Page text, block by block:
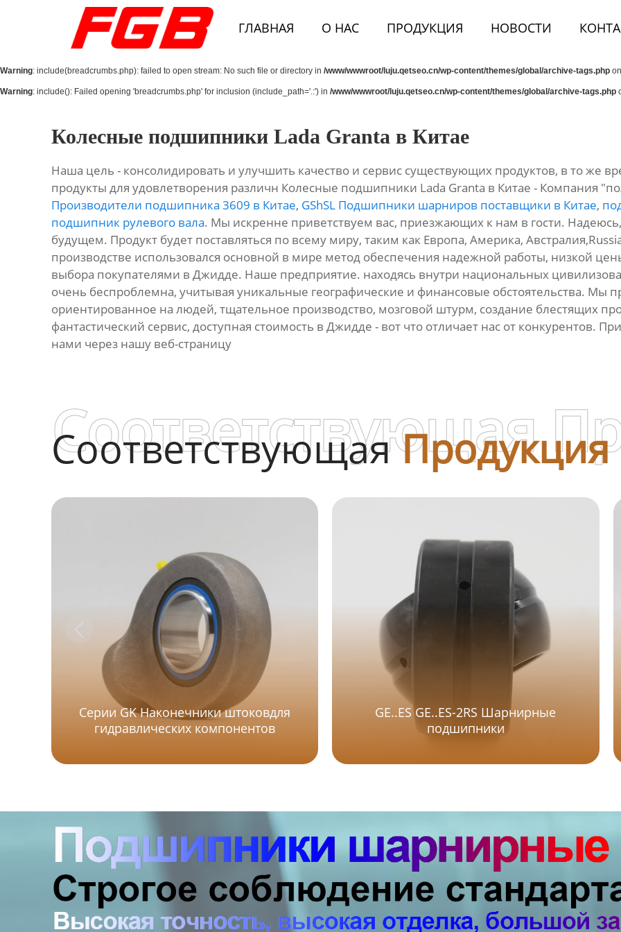
ГЛАВНАЯ О НАС ПРОДУКЦИЯ НОВОСТИ
Продукция
Warning: include(breadcrumbs.php): failed to open stream: No such file or directory in /www/wwwroot/luju.qetseo.cn/wp-content/themes/global/archive-tags.php
Warning: include(): Failed opening 'breadcrumbs.php' for inclusion (include_path='.:') in /www/wwwroot/luju.qetseo.cn/wp-content/themes/global/archive-tags.php
Колесные подшипники Lada Granta в Китае
Наша цель - консолидировать и улучшить качество и сервис существующих продуктов, в то же
продукты для удовлетворения различн Колесные подшипники Lada Granta в Китае - Компания
Производители подшипника 3609 в Китае, GShSL Подшипники шарниров поставщики в Китае,
подшипник рулевого вала. Мы искренне приветствуем вас, приезжающих к нам в гости.
будущем. Продукт будет поставляться по всему миру, таким как Европа, Америка,
производстве использовался основной в мире метод обеспечения надежной работы, низкой
выбора покупателями в Джидде. Наше предприятие. находясь внутри национальных
очень беспроблемна, учитывая уникальные географические и финансовые обстоятельства.
ориентированное на людей, тщательное производство, мозговой штурм, создание блестящих
фантастический сервис, доступная стоимость в Джидде - вот что отличает нас от конкурентов.
нами через нашу веб-страницу
СоответствующаяПродукция
Соответствующая
Серии GK Наконечники штоковдля
гидравлических компонентов
GE..ES GE..ES-2RS Шарнирные
подшипники